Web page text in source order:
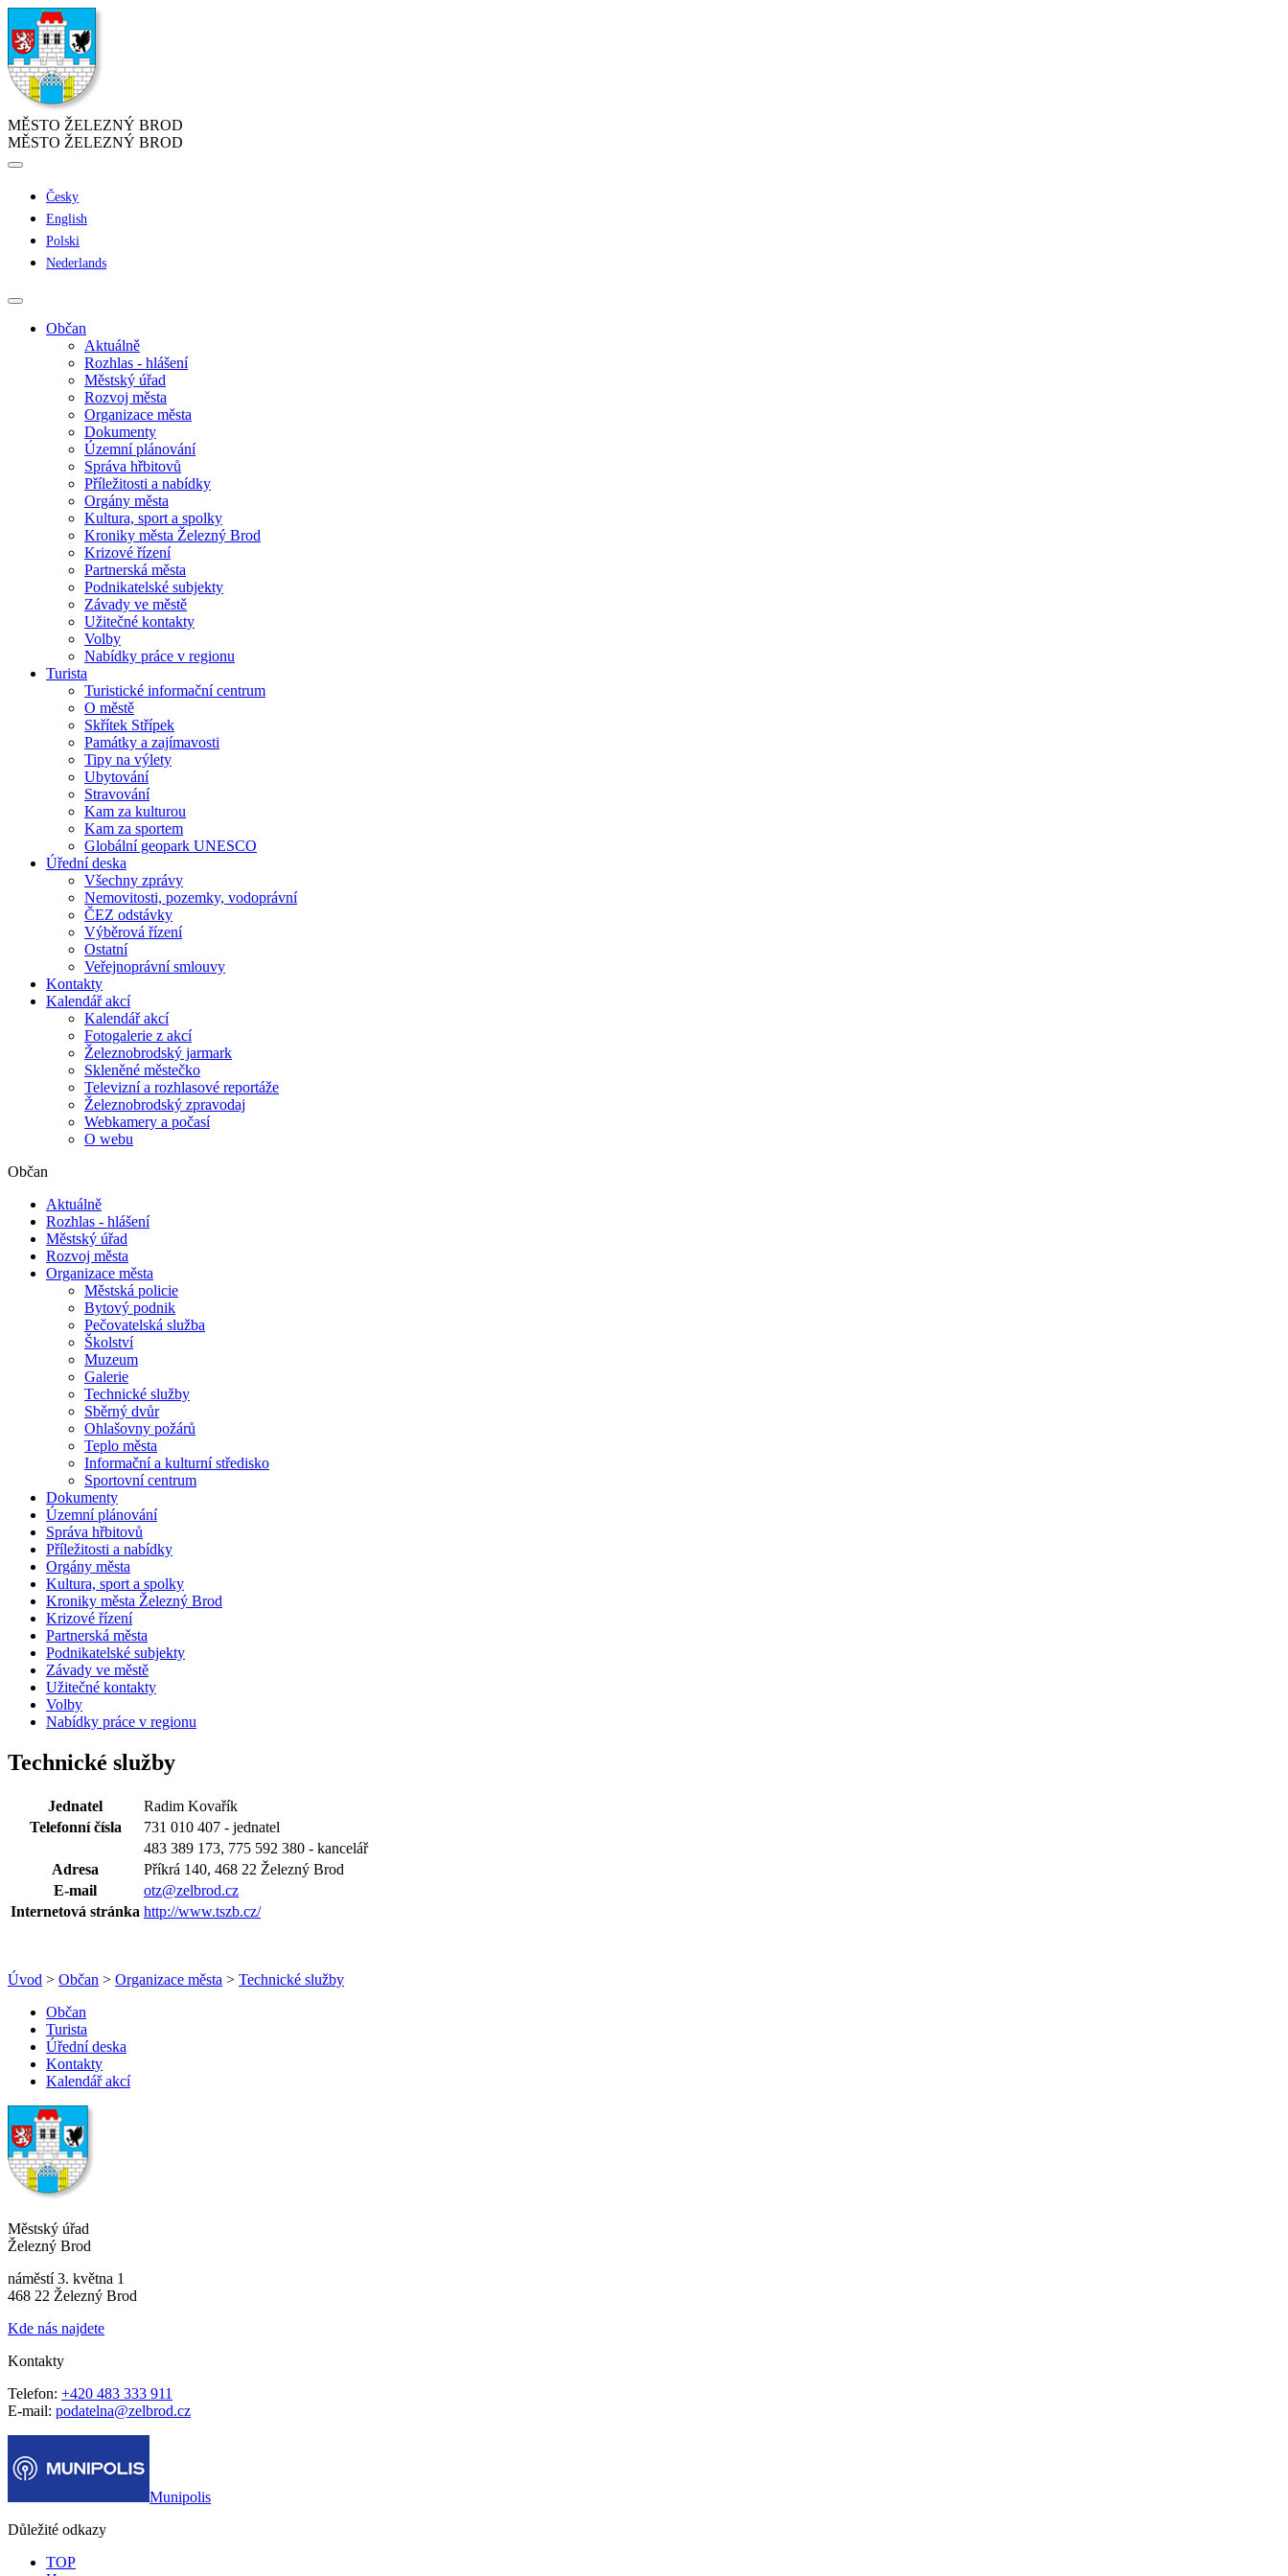
MĚSTO ŽELEZNÝ BROD
MĚSTO ŽELEZNÝ BROD
Česky
English
Polski
Nederlands
Občan
Aktuálně
Rozhlas - hlášení
Městský úřad
Rozvoj města
Organizace města
Dokumenty
Územní plánování
Správa hřbitovů
Příležitosti a nabídky
Orgány města
Kultura, sport a spolky
Kroniky města Železný Brod
Krizové řízení
Partnerská města
Podnikatelské subjekty
Závady ve městě
Užitečné kontakty
Volby
Nabídky práce v regionu
Turista
Turistické informační centrum
O městě
Skřítek Střípek
Památky a zajímavosti
Tipy na výlety
Ubytování
Stravování
Kam za kulturou
Kam za sportem
Globální geopark UNESCO
Úřední deska
Všechny zprávy
Nemovitosti, pozemky, vodoprávní
ČEZ odstávky
Výběrová řízení
Ostatní
Veřejnoprávní smlouvy
Kontakty
Kalendář akcí
Kalendář akcí
Fotogalerie z akcí
Železnobrodský jarmark
Skleněné městečko
Televizní a rozhlasové reportáže
Železnobrodský zpravodaj
Webkamery a počasí
O webu
Občan
Aktuálně
Rozhlas - hlášení
Městský úřad
Rozvoj města
Organizace města
Městská policie
Bytový podnik
Pečovatelská služba
Školství
Muzeum
Galerie
Technické služby
Sběrný dvůr
Ohlašovny požárů
Teplo města
Informační a kulturní středisko
Sportovní centrum
Dokumenty
Územní plánování
Správa hřbitovů
Příležitosti a nabídky
Orgány města
Kultura, sport a spolky
Kroniky města Železný Brod
Krizové řízení
Partnerská města
Podnikatelské subjekty
Závady ve městě
Užitečné kontakty
Volby
Nabídky práce v regionu
Technické služby
Jednatel
Radim Kovařík
Telefonní čísla
731 010 407 - jednatel
483 389 173, 775 592 380 - kancelář
Adresa
Příkrá 140, 468 22 Železný Brod
E-mail
otz@zelbrod.cz
Internetová stránka http://www.tszb.cz/
Úvod > Občan > Organizace města > Technické služby
Občan
Turista
Úřední deska
Kontakty
Kalendář akcí
Městský úřad
Železný Brod
náměstí 3. května 1
468 22 Železný Brod
Kde nás najdete
Kontakty
Telefon: +420 483 333 911
E-mail: podatelna@zelbrod.cz
Munipolis
Důležité odkazy
TOP